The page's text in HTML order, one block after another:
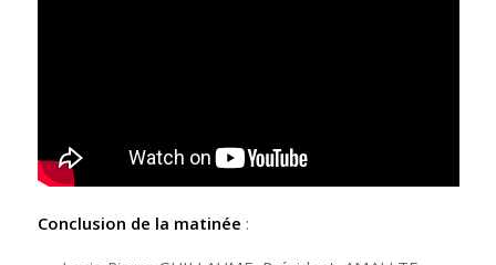
Conclusion de la matinée :